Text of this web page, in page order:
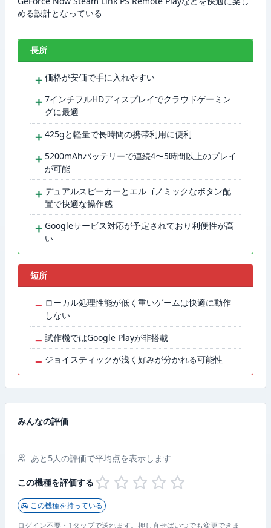
める設計となっている
長所
＋ 価格が安価で手に入れやすい
＋ 7インチフルHDディスプレイでクラウドゲーミン
グに最適
＋ 425gと軽量で長時間の携帯利用に便利
＋ 5200mAhバッテリーで連続4〜5時間以上のプレイ
が可能
＋ デュアルスピーカーとエルゴノミックなボタン配
置で快適な操作感
＋ Googleサービス対応が予定されており利便性が高
い
短所
− ローカル処理性能が低く重いゲームは快適に動作
しない
− 試作機ではGoogle Playが非搭載
− ジョイスティックが浅く好みが分かれる可能性
みんなの評価
あと5人の評価で平均点を表示します
この機種を評価する
この機種を持っている
ログイン不要・1タップで送れます。押し直せばいつでも変更できま